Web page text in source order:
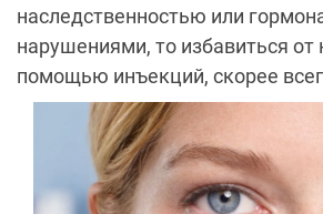
наследственностью или
нарушениями, то избавиться от
помощью инъекций, скорее